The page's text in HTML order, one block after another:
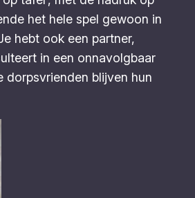
het hele spel gewoon in
hebt ook een partner,
in een onnavolgbaar
dorpsvrienden blijven hun